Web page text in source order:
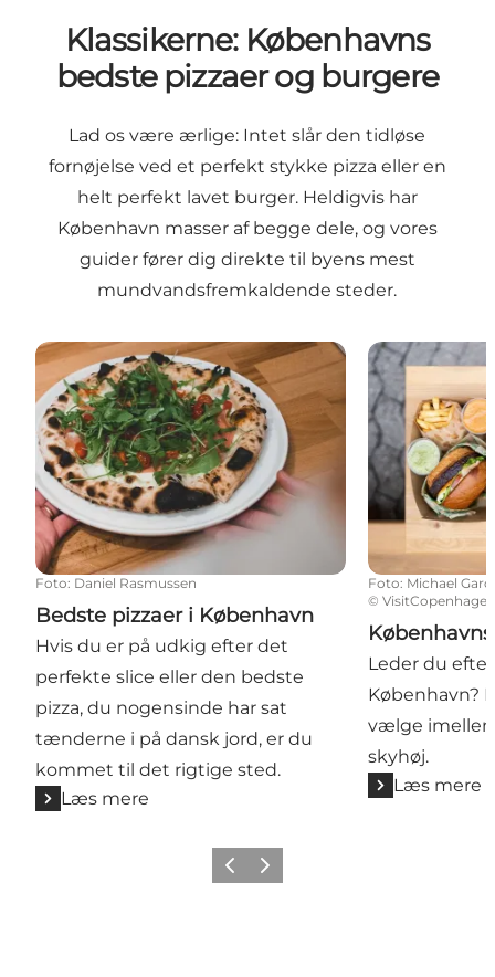
Klassikerne: Københavns
bedste pizzaer og burgere
Lad os være ærlige: Intet slår den tidløse
fornøjelse ved et perfekt stykke pizza eller en
helt perfekt lavet burger. Heldigvis har
København masser af begge dele, og vores
guider fører dig direkte til byens mest
mundvandsfremkaldende steder.
Bedste pizzaer i København
Foto: Daniel Rasmussen
Bedste pizzaer i København
Hvis du er på udkig efter det
perfekte slice eller den bedste
pizza, du nogensinde har sat
tænderne i på dansk jord, er du
kommet til det rigtige sted.
Læs mere
Københavns
Foto: Michael
©
Leder du
København?
vælge
skyhøj.
Læs mere
ForrigeNæste